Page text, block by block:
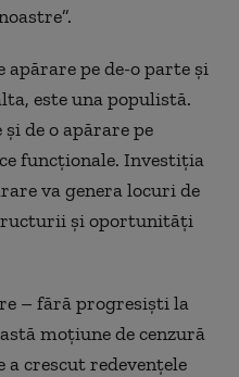
apărare pe de-o parte şi
este una populistă.
de o apărare pe
funcţionale. Investiţia
va genera locuri de
şi oportunităţi
– fără progresişti la
moţiune de cenzură
crescut redevenţele